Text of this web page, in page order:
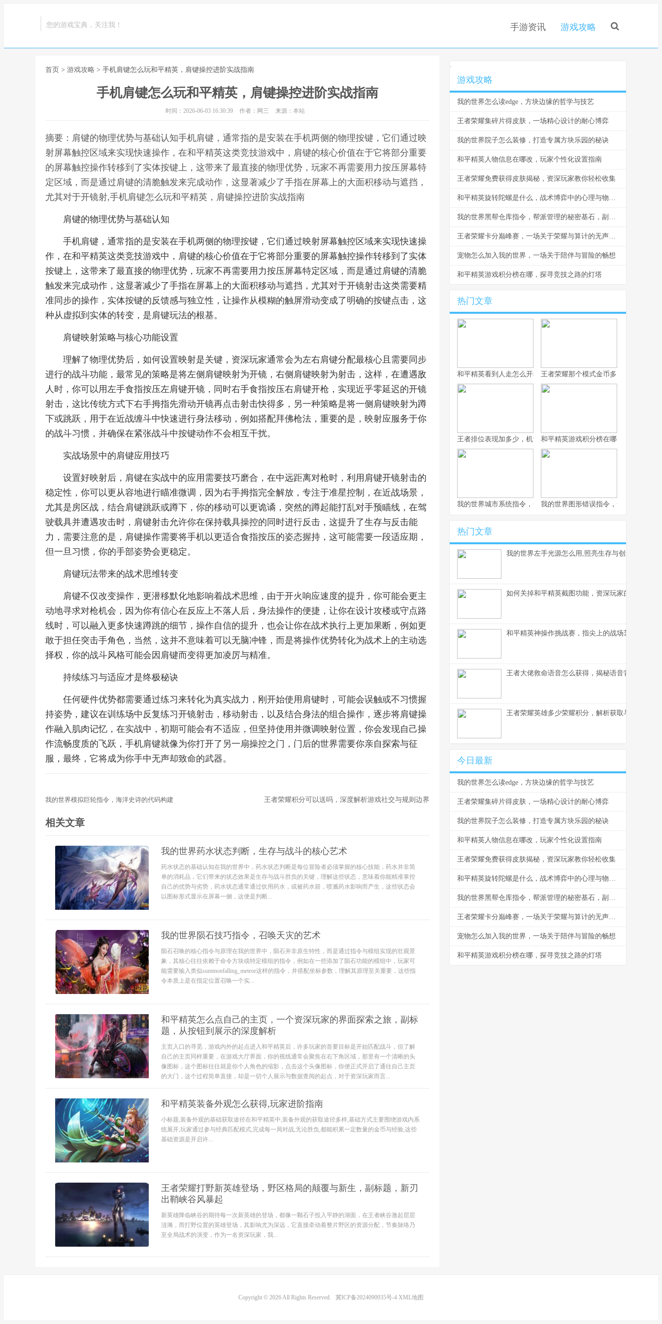
您的游戏宝典，关注我！ 手游资讯 游戏攻略
首页 > 游戏攻略 > 手机肩键怎么玩和平精英，肩键操控进阶实战指南
手机肩键怎么玩和平精英，肩键操控进阶实战指南
时间：2026-06-03 16:30:39 作者：网三 来源：本站
摘要：肩键的物理优势与基础认知手机肩键，通常指的是安装在手机两侧的物理按键，它们通过映
射屏幕触控区域来实现快速操作，在和平精英这类竞技游戏中，肩键的核心价值在于它将部分重要
的屏幕触控操作转移到了实体按键上，这带来了最直接的物理优势，玩家不再需要用力按压屏幕特
定区域，而是通过肩键的清脆触发来完成动作，这显著减少了手指在屏幕上的大面积移动与遮挡，
尤其对于开镜射,手机肩键怎么玩和平精英，肩键操控进阶实战指南
肩键的物理优势与基础认知
手机肩键，通常指的是安装在手机两侧的物理按键，它们通过映射屏幕触控区域来实现快速操
作，在和平精英这类竞技游戏中，肩键的核心价值在于它将部分重要的屏幕触控操作转移到了实体
按键上，这带来了最直接的物理优势，玩家不再需要用力按压屏幕特定区域，而是通过肩键的清脆
触发来完成动作，这显著减少了手指在屏幕上的大面积移动与遮挡，尤其对于开镜射击这类需要精
准同步的操作，实体按键的反馈感与独立性，让操作从模糊的触屏滑动变成了明确的按键点击，这
种从虚拟到实体的转变，是肩键玩法的根基。
肩键映射策略与核心功能设置
理解了物理优势后，如何设置映射是关键，资深玩家通常会为左右肩键分配最核心且需要同步
进行的战斗功能，最常见的策略是将左侧肩键映射为开镜，右侧肩键映射为射击，这样，在遭遇敌
人时，你可以用左手食指按压左肩键开镜，同时右手食指按压右肩键开枪，实现近乎零延迟的开镜
射击，这比传统方式下右手拇指先滑动开镜再点击射击快得多，另一种策略是将一侧肩键映射为蹲
下或跳跃，用于在近战缠斗中快速进行身法移动，例如搭配拜佛枪法，重要的是，映射应服务于你
的战斗习惯，并确保在紧张战斗中按键动作不会相互干扰。
实战场景中的肩键应用技巧
设置好映射后，肩键在实战中的应用需要技巧磨合，在中远距离对枪时，利用肩键开镜射击的
稳定性，你可以更从容地进行瞄准微调，因为右手拇指完全解放，专注于准星控制，在近战场景，
尤其是房区战，结合肩键跳跃或蹲下，你的移动可以更诡谲，突然的蹲起能打乱对手预瞄线，在驾
驶载具并遭遇攻击时，肩键射击允许你在保持载具操控的同时进行反击，这提升了生存与反击能
力，需要注意的是，肩键操作需要将手机以更适合食指按压的姿态握持，这可能需要一段适应期，
但一旦习惯，你的手部姿势会更稳定。
肩键玩法带来的战术思维转变
肩键不仅改变操作，更潜移默化地影响着战术思维，由于开火响应速度的提升，你可能会更主
动地寻求对枪机会，因为你有信心在反应上不落人后，身法操作的便捷，让你在设计攻楼或守点路
线时，可以融入更多快速蹲跳的细节，操作自信的提升，也会让你在战术执行上更加果断，例如更
敢于担任突击手角色，当然，这并不意味着可以无脑冲锋，而是将操作优势转化为战术上的主动选
择权，你的战斗风格可能会因肩键而变得更加凌厉与精准。
持续练习与适应才是终极秘诀
任何硬件优势都需要通过练习来转化为真实战力，刚开始使用肩键时，可能会误触或不习惯握
持姿势，建议在训练场中反复练习开镜射击，移动射击，以及结合身法的组合操作，逐步将肩键操
作融入肌肉记忆，在实战中，初期可能会有不适应，但坚持使用并微调映射位置，你会发现自己操
作流畅度质的飞跃，手机肩键就像为你打开了另一扇操控之门，门后的世界需要你亲自探索与征
服，最终，它将成为你手中无声却致命的武器。
我的世界模拟巨轮指令，海洋史诗的代码构建 王者荣耀积分可以送吗，深度解析游戏社交与规则边界
相关文章
我的世界药水状态判断，生存与战斗的核心艺术
药水状态的基础认知在我的世界中，药水状态判断是每位冒险者必须掌握的核心技能，药水并非简
单的消耗品，它们带来的状态效果是生存与战斗胜负的关键，理解这些状态，意味着你能精准掌控
自己的优势与劣势，药水状态通常通过饮用药水，或被药水箭，喷溅药水影响而产生，这些状态会
以图标形式显示在屏幕一侧，这便是判断...
我的世界陨石技巧指令，召唤天灾的艺术
陨石召唤的核心指令与原理在我的世界中，陨石并非原生特性，而是通过指令与模组实现的壮观景
象，其核心往往依赖于命令方块或特定模组的指令，例如在一些添加了陨石功能的模组中，玩家可
能需要输入类似summonfalling_meteor这样的指令，并搭配坐标参数，理解其原理至关重要，这些指
令本质上是在指定位置召唤一个实...
和平精英怎么点自己的主页，一个资深玩家的界面探索之旅，副标
题，从按钮到展示的深度解析
主页入口的寻觅，游戏内外的起点进入和平精英后，许多玩家的首要目标是开始匹配战斗，但了解
自己的主页同样重要，在游戏大厅界面，你的视线通常会聚焦在右下角区域，那里有一个清晰的头
像图标，这个图标往往就是你个人角色的缩影，点击这个头像图标，你便正式开启了通往自己主页
的大门，这个过程简单直接，却是一切个人展示与数据查阅的起点，对于资深玩家而言...
和平精英装备外观怎么获得,玩家进阶指南
小标题,装备外观的基础获取途径在和平精英中,装备外观的获取途径多样,基础方式主要围绕游戏内系
统展开,玩家通过参与经典匹配模式,完成每一局对战,无论胜负,都能积累一定数量的金币与经验,这些
基础资源是开启许...
王者荣耀打野新英雄登场，野区格局的颠覆与新生，副标题，新刃
出鞘峡谷风暴起
新英雄降临峡谷的期待每一次新英雄的登场，都像一颗石子投入平静的湖面，在王者峡谷激起层层
涟漪，而打野位置的英雄登场，其影响尤为深远，它直接牵动着整片野区的资源分配，节奏脉络乃
至全局战术的演变，作为一名资深玩家，我...
.
游戏攻略
我的世界怎么读edge，方块边缘的哲学与技艺
王者荣耀集碎片得皮肤，一场精心设计的耐心博弈
我的世界院子怎么装修，打造专属方块乐园的秘诀
和平精英人物信息在哪改，玩家个性化设置指南
王者荣耀免费获得皮肤揭秘，资深玩家教你轻松收集
和平精英旋转陀螺是什么，战术博弈中的心理与物理轴心
我的世界黑帮仓库指令，帮派管理的秘密基石，副标题，指令构筑的地下秩序与财富堡垒
王者荣耀卡分巅峰赛，一场关于荣耀与算计的无声战争
宠物怎么加入我的世界，一场关于陪伴与冒险的畅想
和平精英游戏积分榜在哪，探寻竞技之路的灯塔
热门文章
和平精英看到人走怎么开枪，冷静瞄准与节奏掌控的艺术，副标题
王者荣耀那个模式金币多，揭秘高效积
王者排位表现加多少，机制解析与实战心得和平精英游戏积分榜在哪，探寻竞技之
我的世界城市系统指令，一座虚拟城市的诞生与成长副标题
我的世界图形错误指令，一场意料之外
热门文章
我的世界左手光源怎么用,照亮生存与创造之路
如何关掉和平精英截图功能，资深玩家的操作心得
和平精英神操作挑战赛，指尖上的战场艺术
王者大佬救命语音怎么获得，揭秘语音背后的荣耀
王者荣耀英雄多少荣耀积分，解析获取与使用之道
今日最新
我的世界怎么读edge，方块边缘的哲学与技艺
王者荣耀集碎片得皮肤，一场精心设计的耐心博弈
我的世界院子怎么装修，打造专属方块乐园的秘诀
和平精英人物信息在哪改，玩家个性化设置指南
王者荣耀免费获得皮肤揭秘，资深玩家教你轻松收集
和平精英旋转陀螺是什么，战术博弈中的心理与物理轴心
我的世界黑帮仓库指令，帮派管理的秘密基石，副标题，指令构筑的地下秩序与财富堡垒
王者荣耀卡分巅峰赛，一场关于荣耀与算计的无声战争
宠物怎么加入我的世界，一场关于陪伴与冒险的畅想
和平精英游戏积分榜在哪，探寻竞技之路的灯塔
Copyright © 2026 All Rights Reserved. 冀ICP备2024090935号-4 XML地图